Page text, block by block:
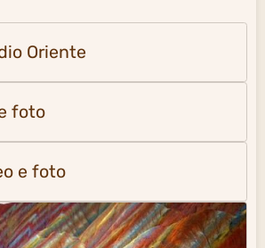
Oriente
foto
e foto